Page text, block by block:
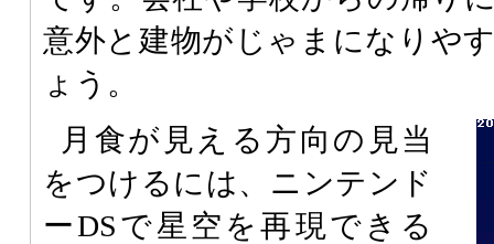
意外と建物がじゃまになりや
ょう。
月食が見える方向の見当
をつけるには、ニンテンド
ーDSで星空を再現できる